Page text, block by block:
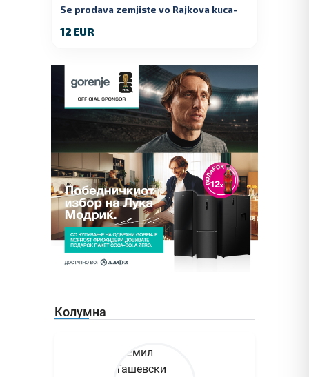
Se prodava zemjiste vo Rajkova kuca-
12 EUR
Колумна